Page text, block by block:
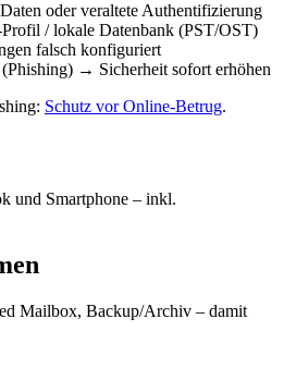
oder veraltete Authentifizierung
/ lokale Datenbank (PST/OST)
falsch konfiguriert
→ Sicherheit sofort erhöhen
Schutz vor Online‑Betrug.
und Smartphone – inkl.
Mailbox, Backup/Archiv – damit